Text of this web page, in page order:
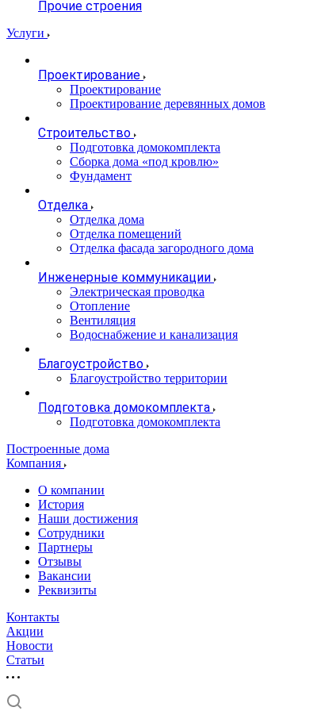
Прочие строения
Услуги
Проектирование
Проектирование
Проектирование деревянных домов
Строительство
Подготовка домокомплекта
Сборка дома «под кровлю»
Фундамент
Отделка
Отделка дома
Отделка помещений
Отделка фасада загородного дома
Инженерные коммуникации
Электрическая проводка
Отопление
Вентиляция
Водоснабжение и канализация
Благоустройство
Благоустройство территории
Подготовка домокомплекта
Подготовка домокомплекта
Построенные дома
Компания
О компании
История
Наши достижения
Сотрудники
Партнеры
Отзывы
Вакансии
Реквизиты
Контакты
Акции
Новости
Статьи